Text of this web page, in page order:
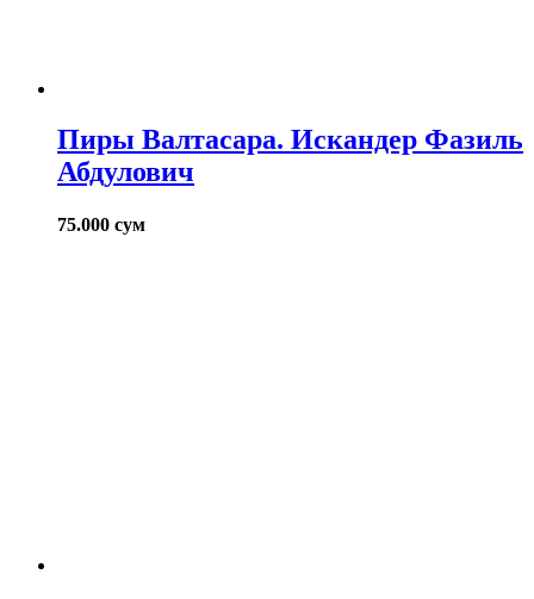
Пиры Валтасара. Искандер Фазиль
Абдулович
75.000 сум